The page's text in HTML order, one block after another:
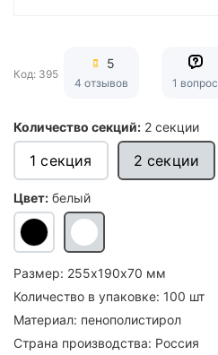
Количество секций: 2 секции
1 секция 2 секции
Цвет: белый
Размер: 255х190х70 мм
Количество в упаковке: 100 шт
Материал: пенополистирол
Страна производства: Россия
Код: 395
5
4 отзывов 1 вопрос